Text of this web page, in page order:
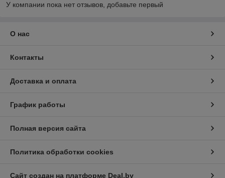
У компании пока нет отзывов, добавьте первый
О нас
Контакты
Доставка и оплата
График работы
Полная версия сайта
Политика обработки cookies
Сайт создан на платформе Deal.by